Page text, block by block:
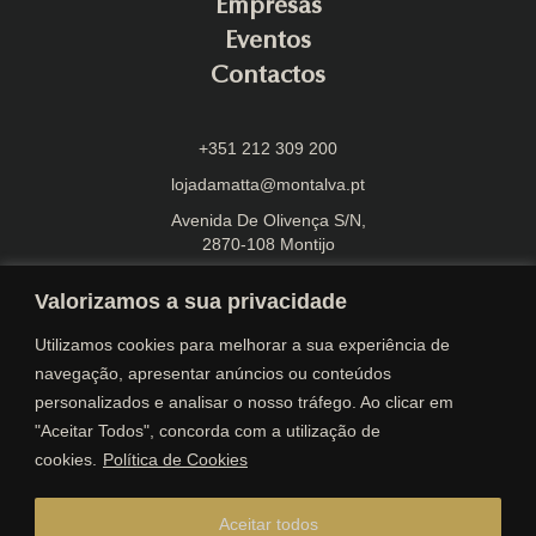
Valorizamos a sua privacidade
Utilizamos cookies para melhorar a sua experiência de
navegação, apresentar anúncios ou conteúdos
personalizados e analisar o nosso tráfego. Ao clicar em
"Aceitar Todos", concorda com a utilização de
cookies.
Política de Cookies
Aceitar todos
Empresas
Eventos
Contactos
+351 212 309 200
lojadamatta@montalva.pt
Avenida De Olivença S/N,
2870-108 Montijo
Envios Gratuitos
Entregas em 72 horas úteis*